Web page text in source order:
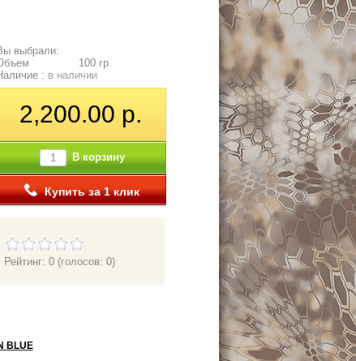
выбрали:
100 гр.
: в наличии
2,200.00 р.
В корзину
Купить за 1 клик
Рейтинг: 0 (голосов: 0)
BLUE SEMIGLOSS BLACK (HK)